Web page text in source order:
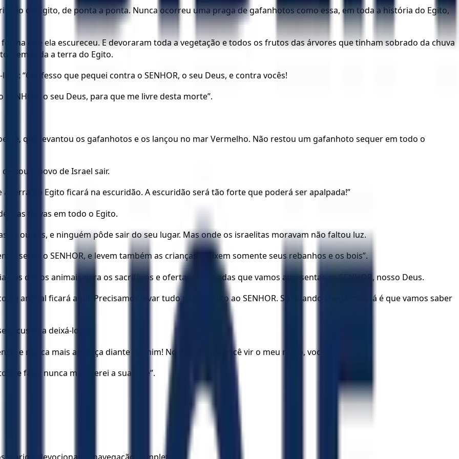
do Egito, de ponta a ponta. Nunca ocorreu uma praga de gafanhotos como essa, em toda a história do Egito,
que ela escureceu. E devoraram toda a vegetação e todos os frutos das árvores que tinham sobrado da chuva
em toda a terra do Egito.
“Confesso que pequei contra o SENHOR, o seu Deus, e contra vocês!
o seu Deus, para que me livre desta morte”.
que levantou os gafanhotos e os lançou no mar Vermelho. Não restou um gafanhoto sequer em todo o
o povo de Israel sair.
a terra do Egito ficará na escuridão. A escuridão será tão forte que poderá ser apalpada!”
trevas em todo o Egito.
às outras, e ninguém pôde sair do seu lugar. Mas onde os israelitas moravam não faltou luz.
ir servir o SENHOR, e levem também as crianças. Deixem somente seus rebanhos e os bois”.
nos dar os animais para os sacrifícios e ofertas queimadas que vamos apresentar ao SENHOR, nosso Deus.
de animal ficará aqui. Precisamos levar tudo para o culto ao SENHOR. Só quando chegarmos lá é que vamos saber
recusou a deixá-los ir.
e nunca mais apareça diante de mim! No dia em que você vir o meu rosto, você morrerá”.
De fato, nunca mais verei a sua face”.